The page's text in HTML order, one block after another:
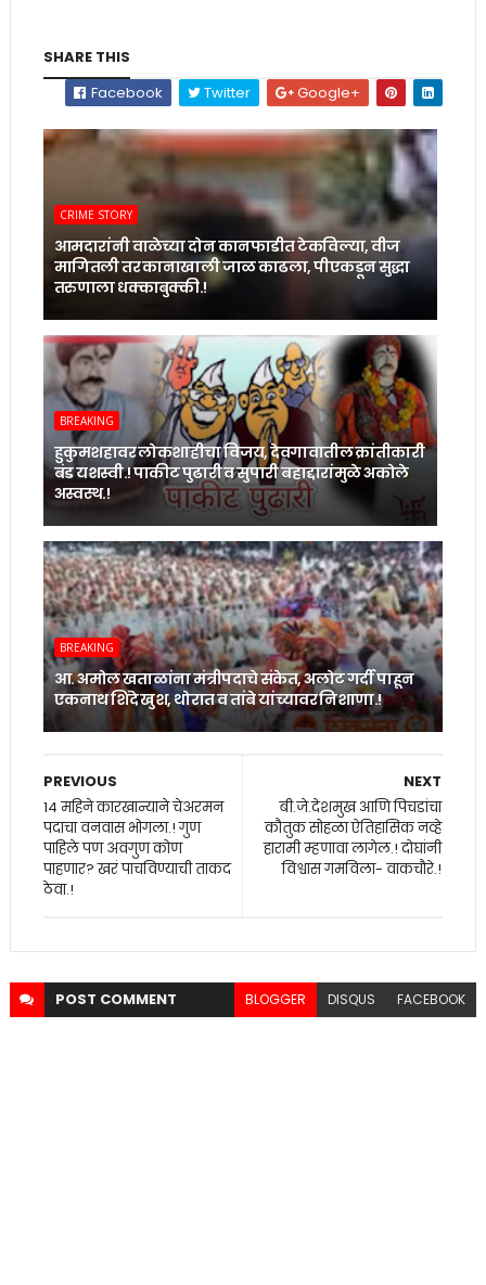
SHARE THIS
Facebook
Twitter Google+
CRIME STORY
आमदारांनी वाळेच्या दोन कानफाडीत टेकविल्या, वीज
मागितली तर कानाखाली जाळ काढला, पीएकडून सुद्धा
तरुणाला धक्काबुक्की.!
BREAKING
हुकुमशहावर लोकशाहीचा विजय, देवगावातील क्रांतीकारी
बंड यशस्वी.! पाकीट पुढारी व सुपारी बहाद्दारांमुळे अकोले
अस्वस्थ.!
BREAKING
आ. अमोल खताळांना मंत्रीपदाचे संकेत, अलोट गर्दी पाहून
एकनाथ शिंदे खुश, थोरात व तांबे यांच्यावर निशाणा.!
NEXT
बी.जे.देशमुख आणि पिचडांचा
कौतुक सोहळा ऐतिहासिक नव्हे
हारामी म्हणावा लागेल.! दोघांनी
विश्वास गमविला- वाकचौरे.!
PREVIOUS
14 महिने कारखान्याने चेअरमन
पदाचा वनवास भोगला.! गुण
पाहिले पण अवगुण कोण
पाहणार? खरं पाचविण्याची ताकद
ठेवा.!
POST COMMENT BLOGGER DISQUS FACEBOOK